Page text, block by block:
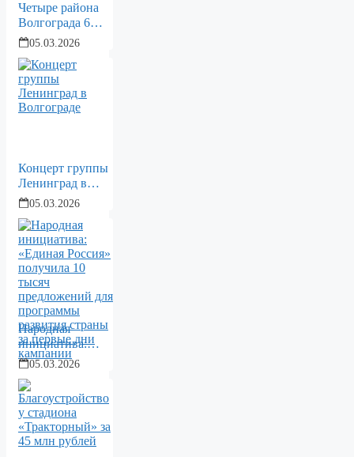
Четыре района
Волгограда 6
марта временно
электричества
05.03.2026
Концерт группы
Ленинград в
Волгограде
05.03.2026
Народная
инициатива:
«Единая Россия»
тысяч
предложений для
программы
развития страны
за первые дни
05.03.2026